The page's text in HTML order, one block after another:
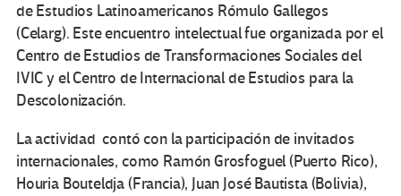
de Estudios Latinoamericanos Rómulo Gallegos
(Celarg). Este encuentro intelectual fue organizada por el
Centro de Estudios de Transformaciones Sociales del
IVIC y el Centro de Internacional de Estudios para la
Descolonización.
La actividad contó con la participación de invitados
internacionales, como Ramón Grosfoguel (Puerto Rico),
Houria Bouteldja (Francia), Juan José Bautista (Bolivia),